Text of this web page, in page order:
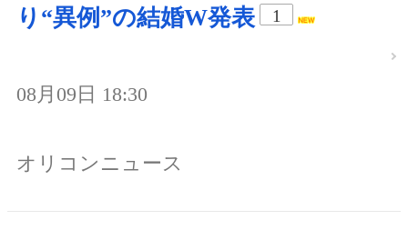
り“異例”の結婚W発表
1
08月09日 18:30
オリコンニュース